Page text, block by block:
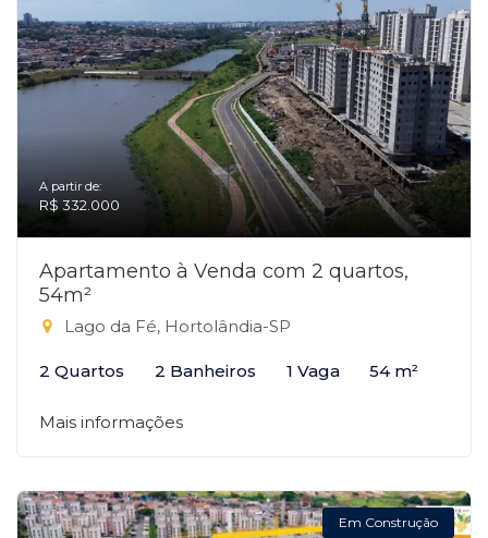
A partir de:
R$ 332.000
Apartamento à Venda com 2 quartos,
54m²
Lago da Fé, Hortolândia-SP
2 Quartos 2 Banheiros 1 Vaga 54 m²
Mais informações
Em Construção